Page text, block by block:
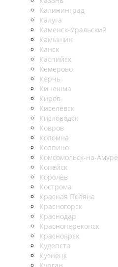
Калининград
Калуга
Каменск-Уральский
Камышин
Канск
Каспийск
Кемерово
Керчь
Кинешма
Киров
Киселёвск
Кисловодск
Ковров
Коломна
Колпино
Комсомольск-на-Амуре
Копейск
Королев
Кострома
Красная Поляна
Красногорск
Краснодар
Красноперекопск
Красноярск
Кудепста
Кузнецк